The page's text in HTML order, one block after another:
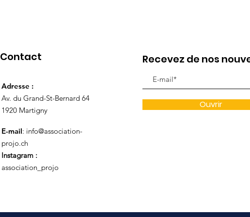
Contact
Adresse :
Av. du Grand-St-Bernard 64
1920 Martigny
E-mail: info@association-
projo.ch
Instagram :
association_projo
Recevez de nos
Ouvrir